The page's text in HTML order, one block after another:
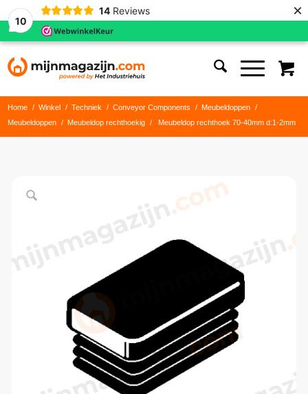
10
14 Reviews ×
Home / Winkel / Techniek / Conveyor Components / Meubeldoppen
/
Meubeldoppen
/ Meubeldop rechthoekig / Meubeldop rechthoek 70-40mm d:1-2mm